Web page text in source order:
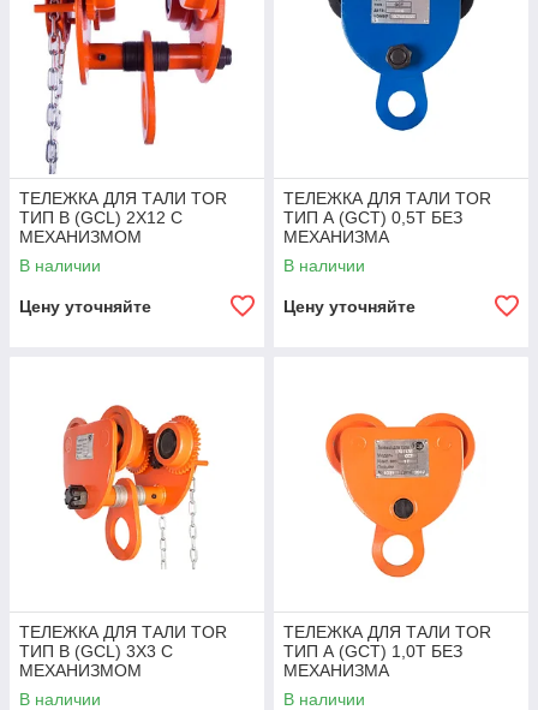
ТЕЛЕЖКА ДЛЯ ТАЛИ TOR
ТИП В (GCL) 2Х12 С
МЕХАНИЗМОМ
ПЕРЕДВИЖЕНИЯ
В наличии
Цену уточняйте
ТЕЛЕЖКА ДЛЯ ТАЛИ TOR
ТИП А (GCT) 0,5T БЕЗ
МЕХАНИЗМА
ПЕРЕДВИЖЕНИЯ
В наличии
Цену уточняйте
ТЕЛЕЖКА ДЛЯ ТАЛИ TOR
ТИП В (GCL) 3Х3 С
МЕХАНИЗМОМ
ПЕРЕДВИЖЕНИЯ
В наличии
ТЕЛЕЖКА ДЛЯ ТАЛИ TOR
ТИП А (GCT) 1,0T БЕЗ
МЕХАНИЗМА
ПЕРЕДВИЖЕНИЯ
В наличии